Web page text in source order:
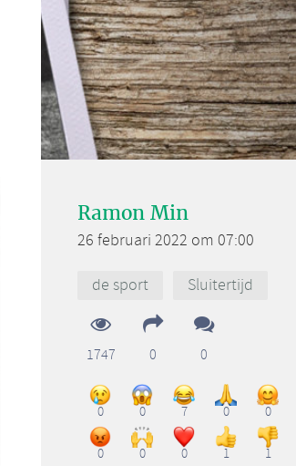
Ramon Min
26 februari 2022 om 07:00
de sport Sluitertijd
1747 0 0
0 0 7 0 0
0 0 0 1 1